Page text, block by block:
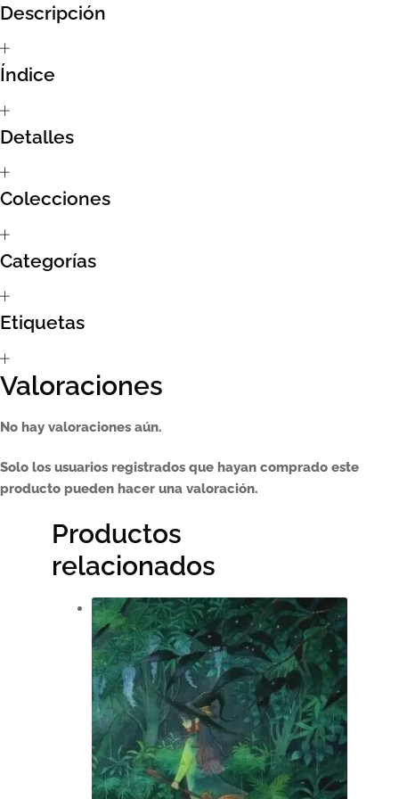
Suscríbete a la newsletter de Marcombo
Test Formulario
Descripción
Índice
Detalles
Colecciones
Categorías
Etiquetas
Valoraciones
No hay valoraciones aún.
Solo los usuarios registrados que hayan comprado este
producto pueden hacer una valoración.
Productos
relacionados